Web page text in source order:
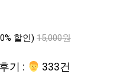
할인) 15,000원
기 : ‍‍ 333건